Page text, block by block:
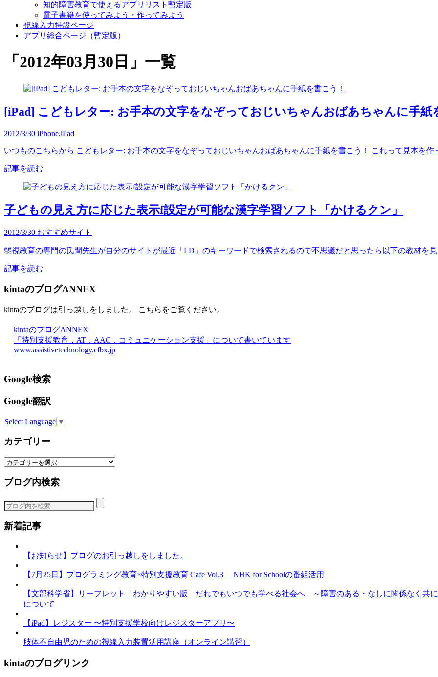
知的障害教育で使えるアプリリスト暫定版
電子書籍を使ってみよう・作ってみよう
視線入力特設ページ
アプリ総合ページ（暫定版）
「 2012年03月30日 」 一覧
[iPad] こどもレター: お手本の文字をなぞっておじいちゃんおばあちゃんに手紙
2012/3/30 iPhone,iPad
いつものこちらから こどもレター: お手本の文字をなぞっておじいちゃんおばあちゃんに手紙を書こう！ これって見本を作
記事を読む
子どもの見え方に応じた表示f設定が可能な漢字学習ソフト「かけるクン」
2012/3/30 おすすめサイト
弱視教育の専門の氏間先生が自分のサイトが最近「LD」のキーワードで検索されるので不思議だと思ったら以下の教材を
記事を読む
kintaのブログANNEX
kintaのブログは引っ越しをしました。 こちらをご覧ください。
kintaのブログANNEX
「特別支援教育，AT，AAC，コミュニケーション支援」について書いています
www.assistivetechnology.cfbx.jp
Google検索
Google翻訳
Select Language ▼
カテゴリー
カ
ゴ
ー
ブログ内検索
新着記事
【お知らせ】ブログのお引っ越しをしました。
【7月25日】プログラミング教育×特別支援教育 Cafe Vol.3 NHK for Schoolの番組活用
【文部科学省】リーフレット「わかりやすい版 だれでもいつでも学べる社会へ ～障害のある・なしに関係なく共
について
【iPad】レジスター 〜特別支援学校向けレジスターアプリ〜
肢体不自由児のための視線入力装置活用講座（オンライン講習）
kintaのブログリンク